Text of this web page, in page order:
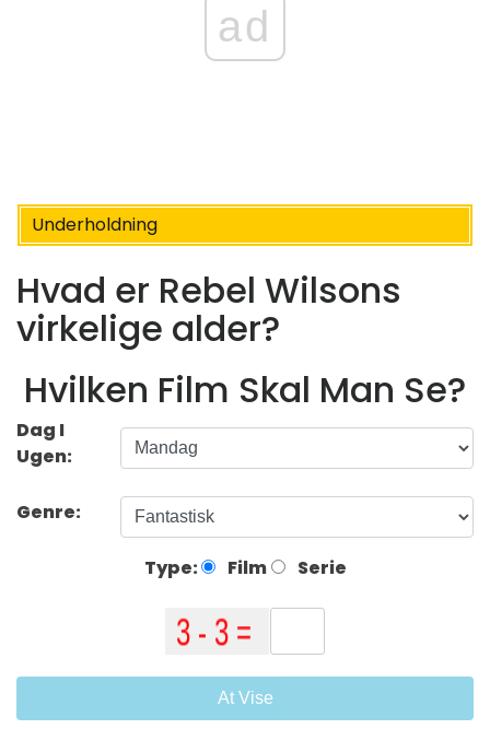
ad
Underholdning
Hvad er Rebel Wilsons
virkelige alder?
Hvilken Film Skal Man Se?
Dag I
Ugen:
Genre:
Type: Film Serie
At Vise